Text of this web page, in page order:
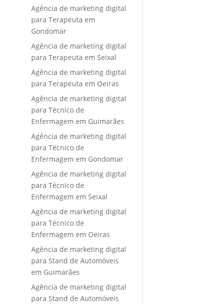
Agência de marketing digital
para Terapeuta em
Gondomar
Agência de marketing digital
para Terapeuta em Seixal
Agência de marketing digital
para Terapeuta em Oeiras
Agência de marketing digital
para Técnico de
Enfermagem em Guimarães
Agência de marketing digital
para Técnico de
Enfermagem em Gondomar
Agência de marketing digital
para Técnico de
Enfermagem em Seixal
Agência de marketing digital
para Técnico de
Enfermagem em Oeiras
Agência de marketing digital
para Stand de Automóveis
em Guimarães
Agência de marketing digital
para Stand de Automóveis